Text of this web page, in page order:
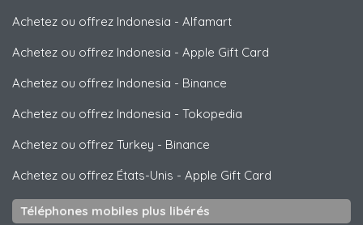
Achetez ou offrez Indonesia - Alfamart
Achetez ou offrez Indonesia - Apple Gift Card
Achetez ou offrez Indonesia - Binance
Achetez ou offrez Indonesia - Tokopedia
Achetez ou offrez Turkey - Binance
Achetez ou offrez États-Unis - Apple Gift Card
Téléphones mobiles plus libérés